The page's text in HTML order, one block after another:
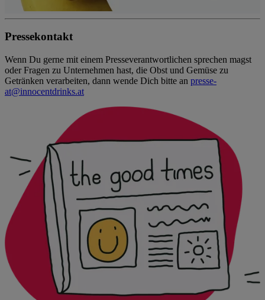
Pressekontakt
Wenn Du gerne mit einem Presseverantwortlichen sprechen magst
oder Fragen zu Unternehmen hast, die Obst und Gemüse zu
Getränken verarbeiten, dann wende Dich bitte an presse-
at@innocentdrinks.at